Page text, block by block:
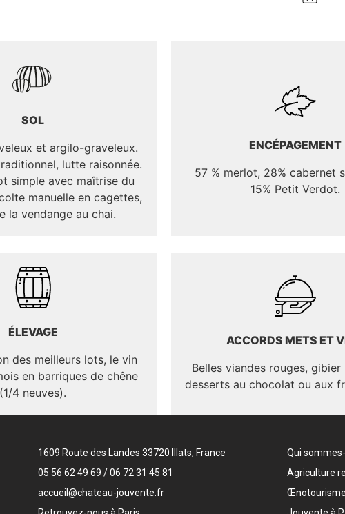
SOL
et argilo-graveleux.
lutte raisonnée.
simple avec maîtrise du
manuelle en cagettes,
la vendange au chai.
ENCÉPAGEMENT
57 % merlot, 28% cabernet
15% Petit Verdot.
ÉLEVAGE
des meilleurs lots, le vin
en barriques de chêne
(1/4 neuves).
ACCORDS METS ET
Belles viandes rouges, gibier
desserts au chocolat ou aux
1609 Route des Landes 33720 Illats, France
05 56 62 49 69 / 06 72 31 45 81
accueil@chateau-jouvente.fr
Qui
Agriculture
Œnotourisme